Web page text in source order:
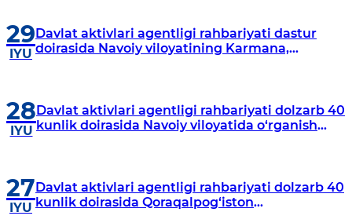
29
IYU
Davlat aktivlari agentligi rahbariyati dastur
doirasida Navoiy viloyatining Karmana,
28
IYU
Davlat aktivlari agentligi rahbariyati dolzarb 40
kunlik doirasida Navoiy viloyatida o‘rganish
27
IYU
Davlat aktivlari agentligi rahbariyati dolzarb 40
kunlik doirasida Qoraqalpog‘iston